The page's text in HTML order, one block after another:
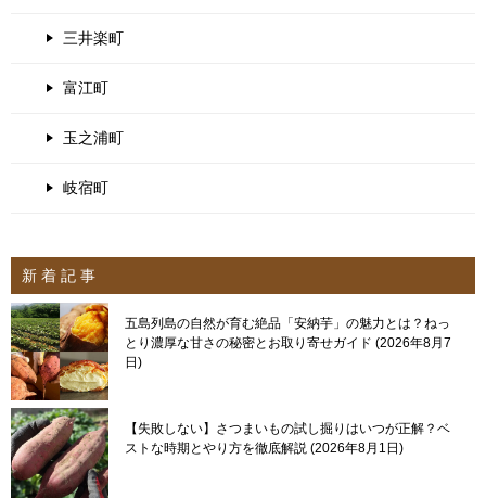
三井楽町
富江町
玉之浦町
岐宿町
新 着 記 事
五島列島の自然が育む絶品「安納芋」の魅力とは？ねっ
とり濃厚な甘さの秘密とお取り寄せガイド 2026年8月7
日
【失敗しない】さつまいもの試し掘りはいつが正解？ベ
ストな時期とやり方を徹底解説 2026年8月1日